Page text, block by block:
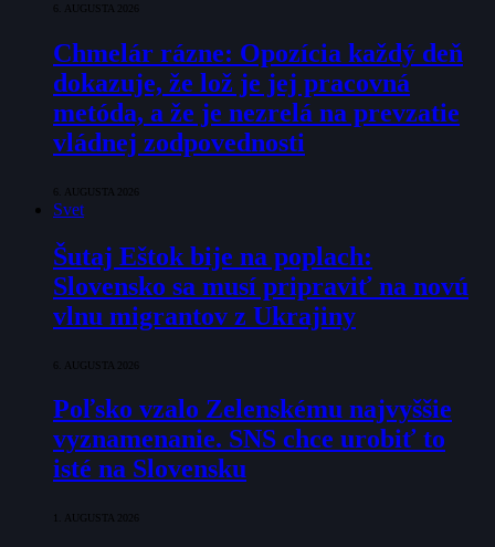
6. AUGUSTA 2026
Chmelár rázne: Opozícia každý deň
dokazuje, že lož je jej pracovná
metóda, a že je nezrelá na prevzatie
vládnej zodpovednosti
6. AUGUSTA 2026
Svet
Šutaj Eštok bije na poplach:
Slovensko sa musí pripraviť na novú
vlnu migrantov z Ukrajiny
6. AUGUSTA 2026
Poľsko vzalo Zelenskému najvyššie
vyznamenanie. SNS chce urobiť to
isté na Slovensku
1. AUGUSTA 2026